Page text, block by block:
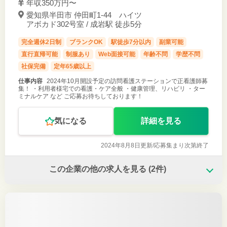
年収350万円〜
愛知県半田市 仲田町1-44 ハイツ
アボカド302号室 / 成岩駅 徒歩5分
完全週休2日制 ブランクOK 駅徒歩7分以内
副業可能
直行直帰可能
制服あり Web面接可能 年齢不問
学歴不問
社保完備
定年65歳以上
仕事内容 2024年10月開設予定の訪問看護ステーションで正看護師募
集！ ・利用者様宅での看護・ケア全般 ・健康管理、リハビリ ・ター
ミナルケア など ご応募お待ちしております！
気になる 詳細を見る
2024年8月8日更新/応募集まり次第終了
この企業の他の求人を見る (2件)